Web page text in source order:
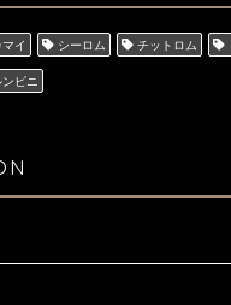
イ シーロム チットロム
ンピニ